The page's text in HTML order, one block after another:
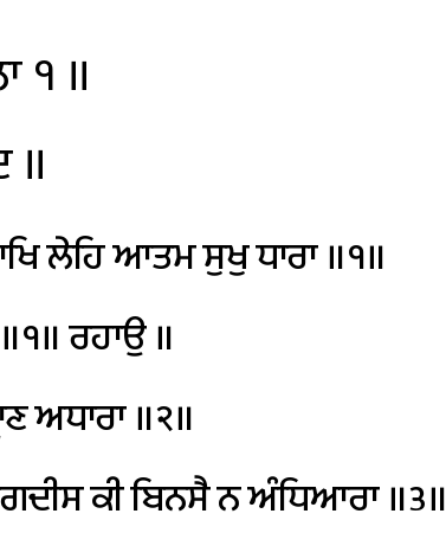
੧ ॥
॥
ਲੇਹਿਆਤਮਸੁਖੁਧਾਰਾ॥੧॥
ਰਹਾਉ॥
ਅਧਾਰਾ॥੨॥
ਕੀਬਿਨਸੈਨਅੰਧਿਆਰਾ॥੩॥